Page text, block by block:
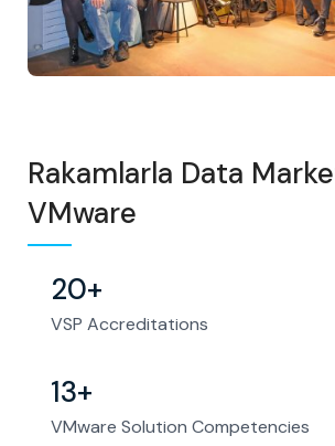
Rakamlarla Data
VMware
20+
VSP Accreditations
13+
VMware Solution Competencies